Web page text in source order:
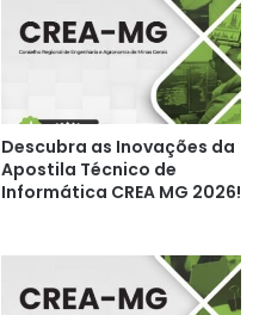
Descubra as Inovações da
Apostila Técnico de
Informática CREA MG 2026!